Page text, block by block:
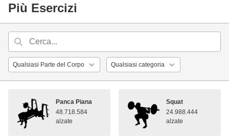
Più Esercizi
Panca Piana
48.718.584
alzate
Squat
24.988.444
alzate